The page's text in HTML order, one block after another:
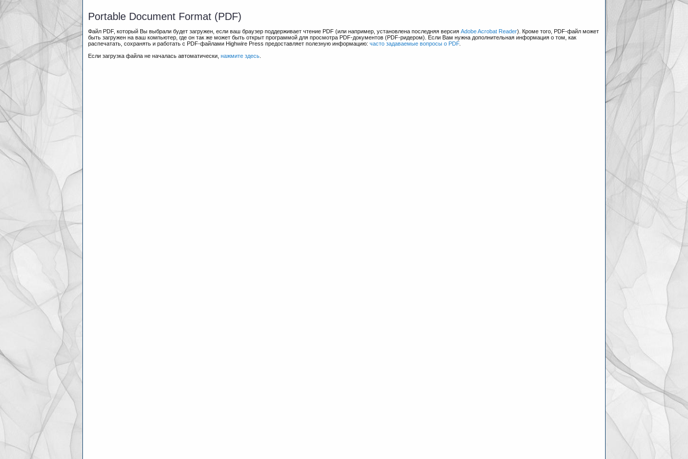
Portable Document Format (PDF)
Файл PDF, который Вы выбрали будет загружен, если ваш браузер поддерживает чтение PDF (или например, установлена последняя версияAdobe Acrobat Reader). Кроме того, PDF-файл может
быть загружен на ваш компьютер, где он так же может быть открыт программой для просмотра PDF-документов (PDF-ридером). Если Вам нужна дополнительная информация о том, как
распечатать, сохранять и работать с PDF-файлами Highwire Press предоставляет полезную информацию:часто задаваемые вопросы о PDF.
Если загрузка файла не началась автоматически,нажмите здесь